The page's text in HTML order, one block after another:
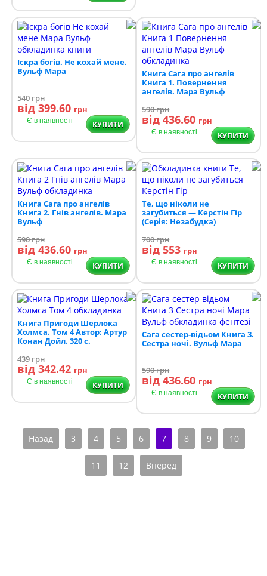
Іскра богів. Не кохай мене.
Вульф Мара
540грн
від 399.60 грн
Є в наявності КУПИТИ
Книга Сага про ангелів
Книга 1. Повернення
ангелів. Мара Вульф
590грн
від 436.60 грн
Є в наявності КУПИТИ
Книга Сага про ангелів
Книга 2. Гнів ангелів. Мара
Вульф
590грн
від 436.60 грн
Є в наявності КУПИТИ
Те, що ніколи не
загубиться — Керстін Гір
(Серія: Незабудка)
700грн
від 553 грн
Є в наявності КУПИТИ
Книга Пригоди Шерлока
Холмса. Том 4 Автор: Артур
Конан Дойл. 320 с.
439грн
від 342.42 грн
Є в наявності КУПИТИ
Сага сестер-відьом Книга 3.
Сестра ночі. Вульф Мара
590грн
від 436.60 грн
Є в наявності КУПИТИ
Назад 3 4 5 6 7 8 9 10
11 12 Вперед